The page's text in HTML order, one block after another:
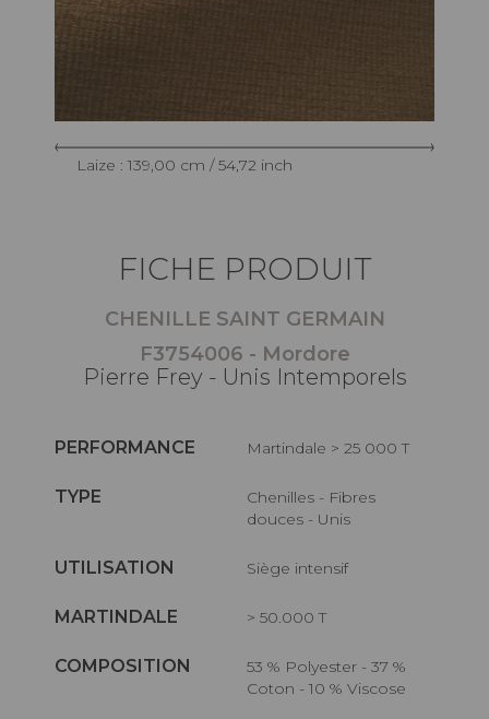
Laize : 139,00 cm / 54,72 inch
FICHE PRODUIT
CHENILLE SAINT GERMAIN
F3754006 - Mordore
Pierre Frey - Unis Intemporels
PERFORMANCE Martindale > 25 000 T
TYPE
Chenilles - Fibres
douces - Unis
UTILISATION Siège intensif
MARTINDALE > 50.000 T
COMPOSITION
53 % Polyester - 37 %
Coton - 10 % Viscose